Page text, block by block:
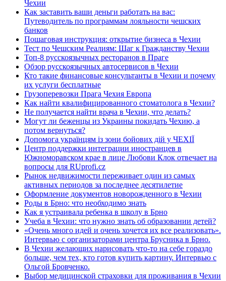
Чехии
Как заставить ваши деньги работать на вас:
Путеводитель по программам лояльности чешских
банков
Пошаговая инструкция: открытие бизнеса в Чехии
Тест по Чешским Реалиям: Шаг к Гражданству Чехии
Топ-8 русскоязычных ресторанов в Праге
Обзор русскоязычных автосервисов в Чехии
Кто такие финансовые консультанты в Чехии и почему
их услуги бесплатные
Грузоперевозки Прага Чехия Европа
Как найти квалифицированного стоматолога в Чехии?
Не получается найти врача в Чехии, что делать?
Могут ли беженцы из Украины покидать Чехию, а
потом вернуться?
Допомога українцям із зони бойових дій у ЧЕХІЇ
Центр поддержки интеграции иностранцев в
Южноморавском крае в лице Любови Клок отвечает на
вопросы для RUprofi.cz
Рынок недвижимости переживает один из самых
активных периодов за последнее десятилетие
Оформление документов новорожденного в Чехии
Роды в Брно: что необходимо знать
Как я устраивала ребенка в школу в Брно
Учеба в Чехии: что нужно знать об образовании детей?
«Очень много идей и очень хочется их все реализовать».
Интервью с организаторами центра Брусника в Брно.
В Чехии желающих нарисовать что-то на себе гораздо
больше, чем тех, кто готов купить картину. Интервью с
Ольгой Бровченко.
Выбор медицинской страховки для проживания в Чехии